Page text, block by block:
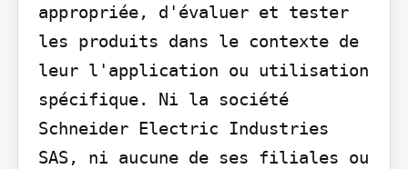
appropriée, d'évaluer et tester
les produits dans le contexte de
leur l'application ou utilisation
spécifique. Ni la société
Schneider Electric Industries
SAS, ni aucune de ses filiales ou